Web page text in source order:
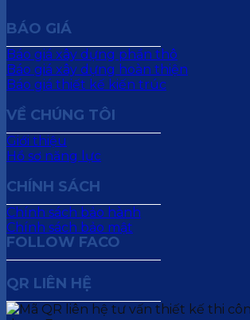
BÁO GIÁ
Báo giá xây dựng phần thô
Báo giá xây dựng hoàn thiện
Báo giá thiết kế kiến trúc
VỀ CHÚNG TÔI
Giới thiệu
Hồ sơ năng lực
CHÍNH SÁCH
Chính sách bảo hành
Chính sách bảo mật
FOLLOW FACO
QR LIÊN HỆ